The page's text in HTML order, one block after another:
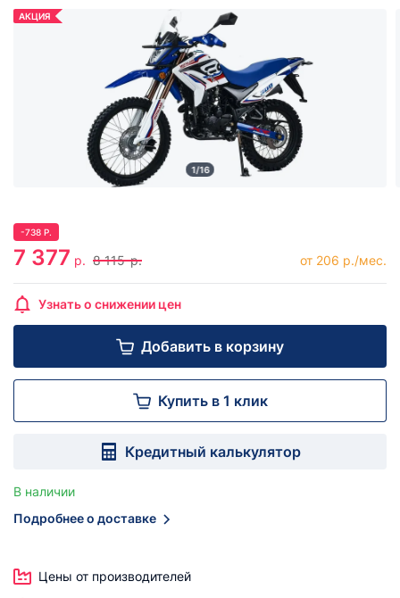
АКЦИЯ
1/16
-738 Р.
7 377 р. 8 115 р. от 206 р./мес.
Узнать о снижении цен
Добавить в корзину
Купить в 1 клик
Кредитный калькулятор
В наличии
Подробнее о доставке
Цены от производителей